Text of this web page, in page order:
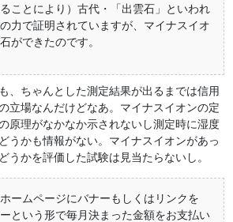
ことにより）古代・「出雲石」といわれ
力で証明されていますが、マイナスイオ
ができたのです。
、ちゃんとした測定結果が出るまでは信用
立場なんだけどなあ。マイナスイオンの定
原理がなかなか示されないし測定時に湿度
うかも情報がない。マイナスイオンがあっ
うかを評価した試験は見当たらないし。
ームページにバナーもしくはリンクを
という形で毎月決まった金額をお支払い